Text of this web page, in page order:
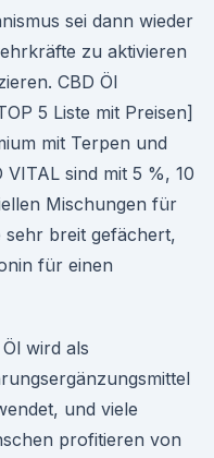
sei dann wieder
zu aktivieren
CBD Öl
5 Liste mit Preisen]
mit Terpen und
sind mit 5 %, 10
Mischungen für
sehr breit gefächert,
für einen
Öl wird als
und viele
profitieren von